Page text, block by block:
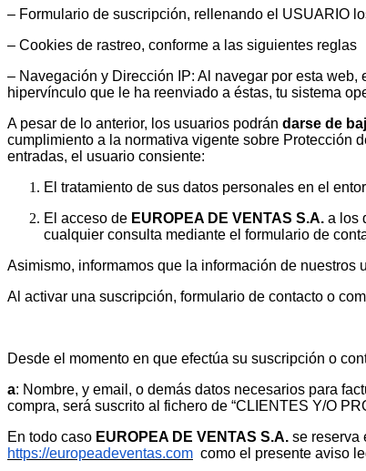
– Formulario de suscripción, rellenando el USUARIO
– Cookies de rastreo, conforme a las siguientes reglas
– Navegación y Dirección IP: Al navegar por esta
hipervínculo que le ha reenviado a éstas, tu sistema
A pesar de lo anterior, los usuarios podrán darse de
cumplimiento a la normativa vigente sobre Protección
entradas, el usuario consiente:
El tratamiento de sus datos personales en el
El acceso de EUROPEA DE VENTAS S.A. a los
cualquier consulta mediante el formulario de
Asimismo, informamos que la información de
Al activar una suscripción, formulario de contacto o
Desde el momento en que efectúa su suscripción o
a: Nombre, y email, o demás datos necesarios para
compra, será suscrito al fichero de “CLIENTES Y/O
En todo caso EUROPEA DE VENTAS S.A. se reserva
https://europeadeventas.com como el presente aviso